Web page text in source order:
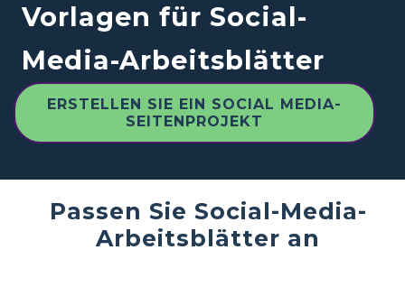
Vorlagen für Social-
Media-Arbeitsblätter
ERSTELLEN SIE EIN SOCIAL MEDIA-
SEITENPROJEKT
Passen Sie Social-Media-
Arbeitsblätter an